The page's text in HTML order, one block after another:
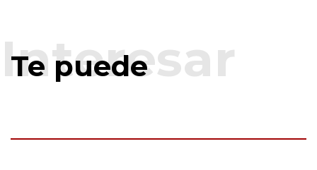
Te puede